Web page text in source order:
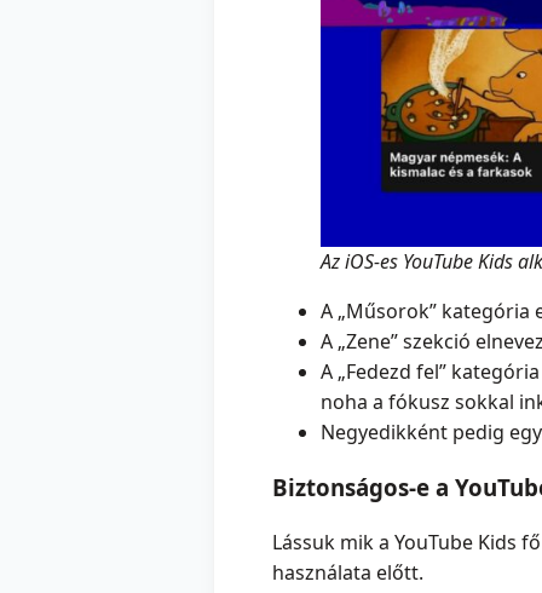
Az iOS-es YouTube Kids
A „Műsorok” kategória
A „Zene” szekció
A „Fedezd fel”
noha a fókusz sokkal
Negyedikként pedig
Biztonságos-e a
Lássuk mik a YouTube Kids
használata előtt.